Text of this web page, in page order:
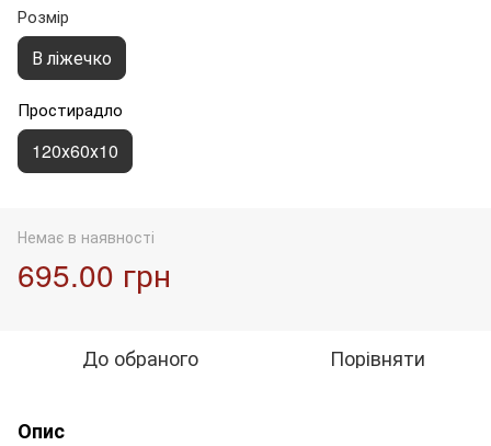
Розмір
В ліжечко
Простирадло
120х60х10
Немає в наявності
695.00 грн
До обраного Порівняти
Опис